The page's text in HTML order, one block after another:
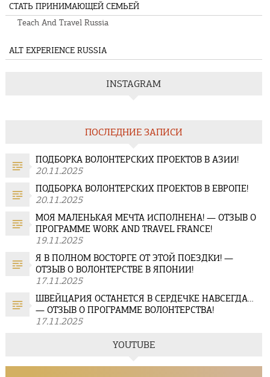
СТАТЬ ПРИНИМАЮЩЕЙ СЕМЬЕЙ
Teach And Travel Russia
ALT EXPERIENCE RUSSIA
INSTAGRAM
ПОСЛЕДНИЕ ЗАПИСИ
ПОДБОРКА ВОЛОНТЕРСКИХ ПРОЕКТОВ В АЗИИ!
20.11.2025
ПОДБОРКА ВОЛОНТЕРСКИХ ПРОЕКТОВ В ЕВРОПЕ!
20.11.2025
МОЯ МАЛЕНЬКАЯ МЕЧТА ИСПОЛНЕНА! — ОТЗЫВ О
ПРОГРАММЕ WORK AND TRAVEL FRANCE!
19.11.2025
Я В ПОЛНОМ ВОСТОРГЕ ОТ ЭТОЙ ПОЕЗДКИ! —
ОТЗЫВ О ВОЛОНТЕРСТВЕ В ЯПОНИИ!
17.11.2025
ШВЕЙЦАРИЯ ОСТАНЕТСЯ В СЕРДЕЧКЕ НАВСЕГДА…
— ОТЗЫВ О ПРОГРАММЕ ВОЛОНТЕРСТВА!
17.11.2025
YOUTUBE